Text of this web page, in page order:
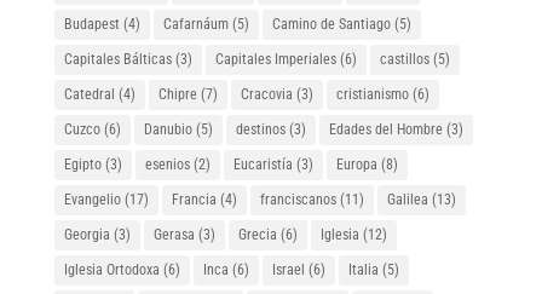
Budapest (4) Cafarnáum(5) Camino de Santiago(5)
Capitales Bálticas(3) Capitales Imperiales(6) castillos(5)
Catedral (4) Chipre (7) Cracovia (3) cristianismo(6)
Cuzco(6) Danubio(5) destinos(3) Edades del Hombre (3)
Egipto(3) esenios(2) Eucaristía (3) Europa (8)
Evangelio(17) Francia (4) franciscanos(11) Galilea (13)
Georgia (3) Gerasa (3) Grecia (6) Iglesia (12)
Iglesia Ortodoxa (6) Inca (6) Israel (6) Italia (5)